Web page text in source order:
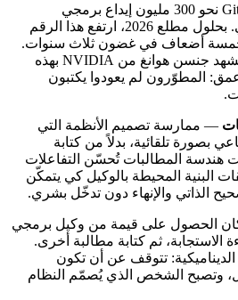
في عام 2023، سجّلت GitHub نحو 300 مليون إيداع برمجي
بمساعدة الذكاء الاصطناعي. بحلول مطلع 2026، ارتفع هذا الرقم
خمسة أضعاف في غضون ثلاث سنوات.
في خطاب GTC تايبيه، استشهد جنسن هوانغ من NVIDIA بهذه
المطوّرون لم يعودوا يكتبون
— ممارسة تصميم الأنظمة التي
بصورة تلقائية، بدلاً من كتابة
هندسة المطالبات تُحسّن التفاعلات
البنية المحيطة بالوكيل كي يتمكّن
الذاتي والإنهاء دون تدخّل بشري.
2024 و2025، كان الحصول على قيمة من وكيل برمجي
الاستجابة، ثم كتابة مطالبة أخرى.
تتوقف عن أن تكون
وتصبح الشخص الذي يُصمّم النظام